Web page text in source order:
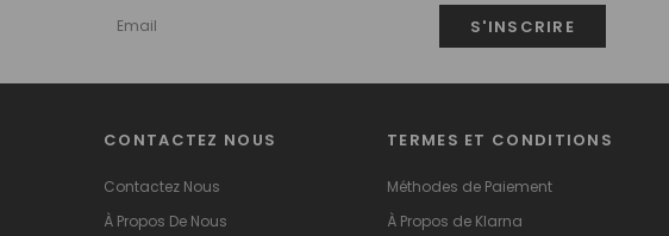
CONTACTEZ NOUS
Contactez Nous
À Propos De Nous
TERMES ET CONDITIONS
Méthodes de Paiement
À Propos de Klarna